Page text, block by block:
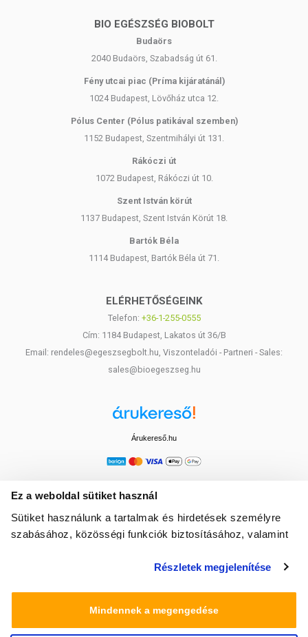
Ez a weboldal sütiket használ
Sütiket használunk a tartalmak és hirdetések személyre
szabásához, közösségi funkciók biztosításához, valamint
média-, hirdető- és elemező partnereinkkel megosztjuk az
amelyeket Ön adott meg számukra vagy az Ön által
használt más szolgáltatásokból gyűjtöttek.
Részletek megjelenítése
Mindennek a megengedése
BIO EGÉSZSÉG BIOBOLT
Budaörs
2040 Budaörs, Szabadság út 61.
Fény utcai piac (Príma kijáratánál)
1024 Budapest, Lövőház utca 12.
Pólus Center (Pólus patikával szemben)
1152 Budapest, Szentmihályi út 131.
Rákóczi út
1072 Budapest, Rákóczi út 10.
Szent István körút
1137 Budapest, Szent István Körút 18.
Bartók Béla
1114 Budapest, Bartók Béla út 71.
ELÉRHETŐSÉGEINK
Telefon: +36-1-255-0555
Cím: 1184 Budapest, Lakatos út 36/B
Email: rendeles@egeszsegbolt.hu, Viszonteladói - Partneri - Sales:
sales@bioegeszseg.hu
Árukereső.hu